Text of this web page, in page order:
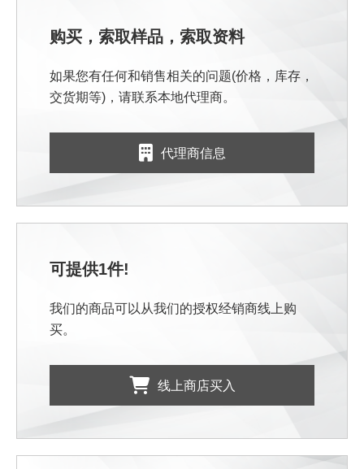
购买，索取样品，索取资料
如果您有任何和销售相关的问题(价格，库存，
交货期等)，请联系本地代理商。
代理商信息
可提供1件!
我们的商品可以从我们的授权经销商线上购
买。
线上商店买入